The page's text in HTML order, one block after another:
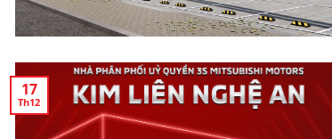
17
Th12